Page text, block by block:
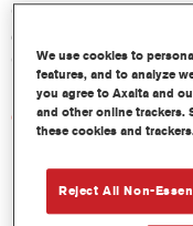
Centari Mastertint es
que forma parte de las
Centari.
Características del
Sistema de pintado
versatilidad y
Una sola máquina
calidades de base
We use cookies to
features, and to analyze
you agree to Axalta and
and other online trackers.
these cookies and
Reject All Non-